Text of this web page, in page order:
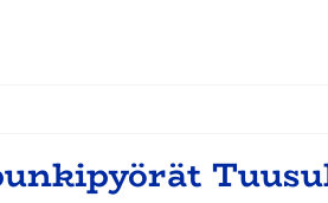
Koko Tuusula
teeman mukaan: Muut